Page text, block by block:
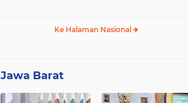
Ke Halaman Nasional
Jawa Barat